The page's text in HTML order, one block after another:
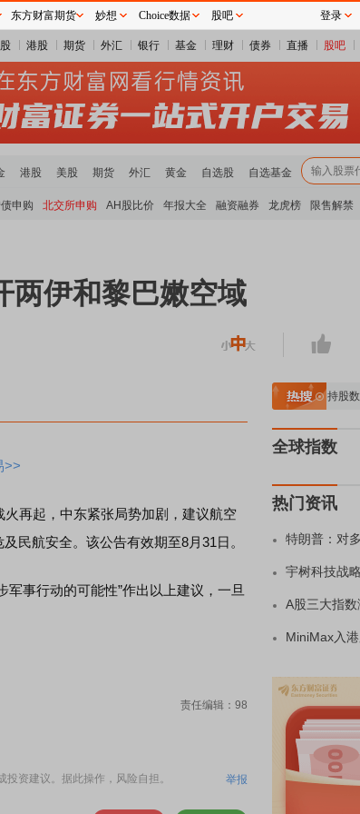
港股 期货 外汇 银行 基金 理财 债券 直播 股吧
港股 美股 期货 外汇 黄金 自选股 自选基金
申购 北交所申购 AH股比价 年报大全 融资融券 龙虎榜 限售解禁
两伊和黎巴嫩空域
>>
再起，中东紧张局势加剧，建议航空
民航安全。该公告有效期至8月31日。
事行动的可能性”作出以上建议，一旦
责任编辑：98
资建议。据此操作，风险自担。 举报
重要机构持股数据
全球指数
热门资讯
特朗普：对
宇树科技战
A股三大指
MiniMax入
东方财富期货 妙想 Choice数据 股吧 登录